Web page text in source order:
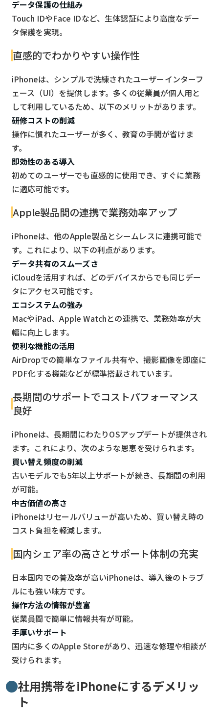
データ保護の仕組み
Touch IDやFace IDなど、生体認証により高度なデー
タ保護を実現。
直感的でわかりやすい操作性
iPhoneは、シンプルで洗練されたユーザーインターフ
ェース（UI）を提供します。多くの従業員が個人用と
して利用しているため、以下のメリットがあります。
研修コストの削減
操作に慣れたユーザーが多く、教育の手間が省けま
す。
即効性のある導入
初めてのユーザーでも直感的に使用でき、すぐに業務
に適応可能です。
Apple製品間の連携で業務効率アップ
iPhoneは、他のApple製品とシームレスに連携可能で
す。これにより、以下の利点があります。
データ共有のスムーズさ
iCloudを活用すれば、どのデバイスからでも同じデー
タにアクセス可能です。
エコシステムの強み
MacやiPad、Apple Watchとの連携で、業務効率が大
幅に向上します。
便利な機能の活用
AirDropでの簡単なファイル共有や、撮影画像を即座に
PDF化する機能などが標準搭載されています。
長期間のサポートでコストパフォーマンス
良好
iPhoneは、長期間にわたりOSアップデートが提供され
ます。これにより、次のような恩恵を受けられます。
買い替え頻度の削減
古いモデルでも5年以上サポートが続き、長期間の利用
が可能。
中古価値の高さ
iPhoneはリセールバリューが高いため、買い替え時の
コスト負担を軽減します。
国内シェア率の高さとサポート体制の充実
日本国内での普及率が高いiPhoneは、導入後のトラブ
ルにも強い味方です。
操作方法の情報が豊富
従業員間で簡単に情報共有が可能。
手厚いサポート
国内に多くのApple Storeがあり、迅速な修理や相談が
受けられます。
社用携帯をiPhoneにするデメリッ
ト